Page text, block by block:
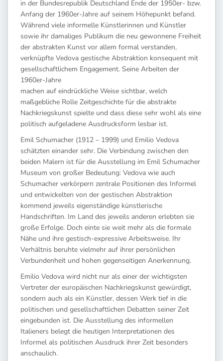
in der Bundesrepublik Deutschland Ende der 1950er- bzw.
Anfang der 1960er-Jahre auf seinem Höhepunkt befand.
Während viele informelle Künstlerinnen und Künstler
sowie ihr damaliges Publikum die neu gewonnene Freiheit
der abstrakten Kunst vor allem formal verstanden,
verknüpfte Vedova gestische Abstraktion konsequent mit
gesellschaftlichem Engagement. Seine Arbeiten der
1960er-Jahre
machen auf eindrückliche Weise sichtbar, welch
maßgebliche Rolle Zeitgeschichte für die abstrakte
Nachkriegskunst spielte und dass diese sehr wohl als eine
politisch aufgeladene Ausdrucksform lesbar ist.
Emil Schumacher (1912 – 1999) und Emilio Vedova
schätzten einander sehr. Die Verbindung zwischen den
beiden Malern ist für die Ausstellung im Emil Schumacher
Museum von großer Bedeutung: Vedova wie auch
Schumacher verkörpern zentrale Positionen des Informel
und entwickelten von der gestischen Abstraktion
kommend jeweils eigenständige künstlerische
Handschriften. Im Land des jeweils anderen erlebten sie
große Erfolge. Doch einte sie weit mehr als die formale
Nähe und ihre gestisch-expressive Arbeitsweise. Ihr
Verhältnis beruhte vielmehr auf ihrer persönlichen
Verbundenheit und hohen gegenseitigen Anerkennung.
Emilio Vedova wird nicht nur als einer der wichtigsten
Vertreter der europäischen Nachkriegskunst gewürdigt,
sondern auch als ein Künstler, dessen Werk tief in die
politischen und gesellschaftlichen Debatten seiner Zeit
eingebunden ist. Die Ausstellung des informellen
Italieners belegt die heutigen Interpretationen des
Informel als politischen Ausdruck ihrer Zeit besonders
anschaulich.